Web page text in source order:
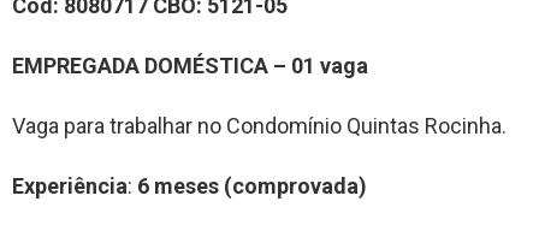
Cód: 8080717 CBO: 5121-05
EMPREGADA DOMÉSTICA – 01 vaga
Vaga para trabalhar no Condomínio Quintas Rocinha.
Experiência: 6 meses (comprovada)